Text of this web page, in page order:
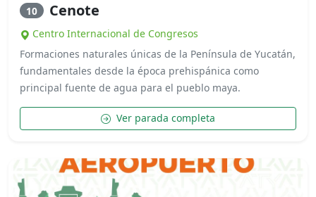
10 Cenote
Centro Internacional de Congresos
Formaciones naturales únicas de la Península de Yucatán,
fundamentales desde la época prehispánica como
principal fuente de agua para el pueblo maya.
Ver parada completa